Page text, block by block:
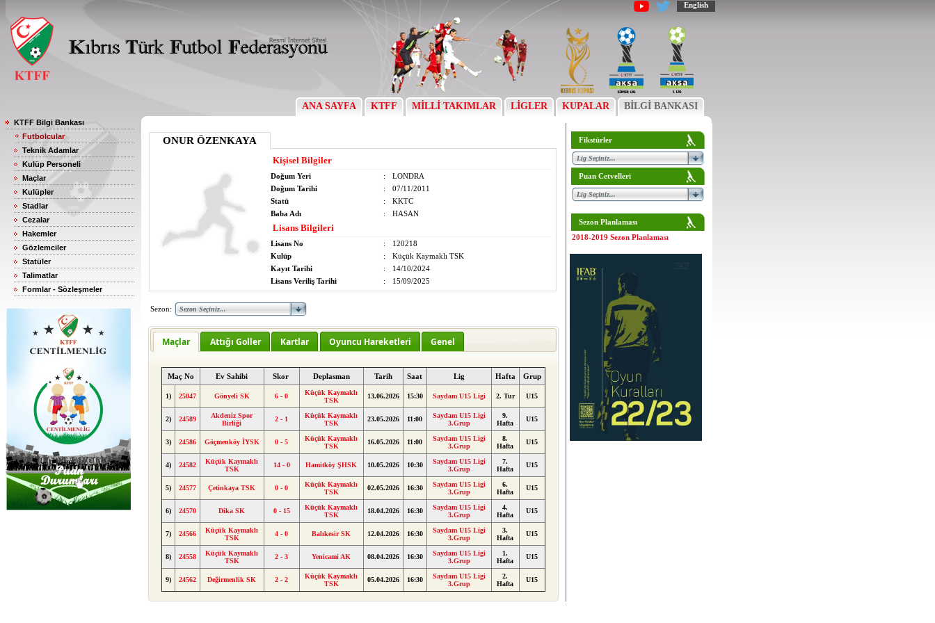
English
ANA SAYFA KTFF MİLLİ TAKIMLAR LİGLER KUPALAR BİLGİ BANKASI
KTFF Bilgi Bankası
Futbolcular
Teknik Adamlar
Kulüp Personeli
Maçlar
Kulüpler
Stadlar
Cezalar
Hakemler
Gözlemciler
Statüler
Talimatlar
Formlar - Sözleşmeler
ONUR ÖZENKAYA
Kişisel Bilgiler
Doğum Yeri :
LONDRA
Doğum Tarihi
:
07/11/2011
Statü
:
KKTC
Baba Adı
: HASAN
Lisans Bilgileri
Lisans No :
120218
Kulüp
:
Küçük Kaymaklı TSK
Kayıt Tarihi
:
14/10/2024
Lisans Veriliş Tarihi
: 15/09/2025
Sezon:
Maçlar Attığı Goller Kartlar Oyuncu Hareketleri Genel
Maç No Ev Sahibi Skor Deplasman Tarih Saat Lig Hafta Grup
1) 25047 Gönyeli SK 6 - 0
Küçük Kaymaklı
TSK
13.06.2026 15:30 Saydam U15 Ligi 2. Tur U15
2) 24589
Akdeniz Spor
Birliği
2 - 1
Küçük Kaymaklı
TSK
23.05.2026 11:00
Saydam U15 Ligi
3.Grup
9.
Hafta
U15
3) 24586 Göçmenköy İYSK 0 - 5
Küçük Kaymaklı
TSK
16.05.2026 11:00
Saydam U15 Ligi
3.Grup
8.
Hafta
U15
4) 24582
Küçük Kaymaklı
TSK
14 - 0 Hamitköy ŞHSK 10.05.2026 10:30
Saydam U15 Ligi
3.Grup
7.
Hafta
U15
5) 24577 Çetinkaya TSK 0 - 0
Küçük Kaymaklı
TSK
02.05.2026 16:30
Saydam U15 Ligi
3.Grup
6.
Hafta
U15
6) 24570 Dika SK 0 - 15
Küçük Kaymaklı
TSK
18.04.2026 16:30
Saydam U15 Ligi
3.Grup
4.
Hafta
U15
7) 24566
Küçük Kaymaklı
TSK
4 - 0 Balıkesir SK 12.04.2026 16:30
Saydam U15 Ligi
3.Grup
3.
Hafta
U15
8) 24558
Küçük Kaymaklı
TSK
2 - 3 Yenicami AK 08.04.2026 16:30
Saydam U15 Ligi
3.Grup
1.
Hafta
U15
9) 24562 Değirmenlik SK 2 - 2
Küçük Kaymaklı
TSK
05.04.2026 16:30
Saydam U15 Ligi
3.Grup
2.
Hafta
U15
Fikstürler
Puan Cetvelleri
Sezon Planlaması
2018-2019 Sezon Planlaması